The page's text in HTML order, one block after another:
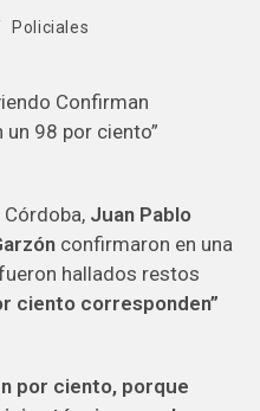
Policiales
Juan Pablo
confirmaron en una
hallados restos
ciento corresponden”
por ciento, porque